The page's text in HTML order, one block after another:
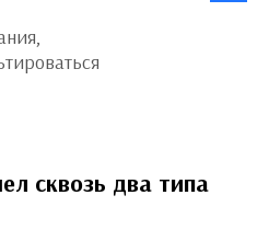
сквозь два типа